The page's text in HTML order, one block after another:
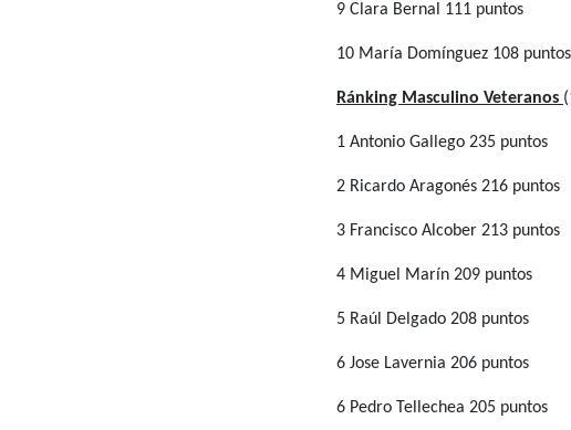
9 Clara Bernal 111 puntos
10 María Domínguez 108 puntos
Ránking Masculino Veteranos
1 Antonio Gallego 235 puntos
2 Ricardo Aragonés 216 puntos
3 Francisco Alcober 213 puntos
4 Miguel Marín 209 puntos
5 Raúl Delgado 208 puntos
6 Jose Lavernia 206 puntos
6 Pedro Tellechea 205 puntos